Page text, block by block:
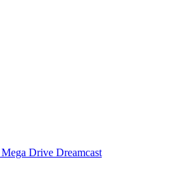
Mega Drive Dreamcast